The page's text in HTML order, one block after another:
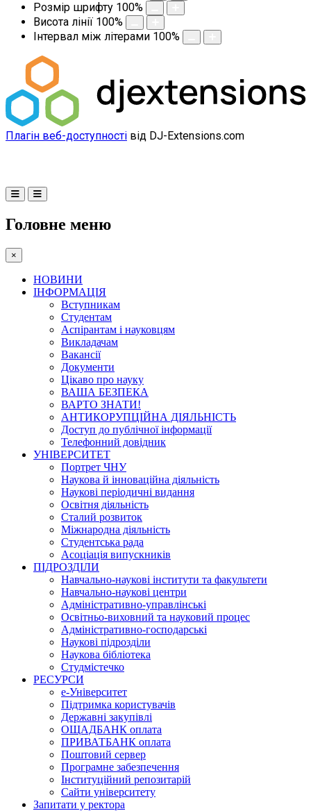
Розмір шрифту 100%
Висота лінії 100%
Інтервал між літерами 100%
Плагін веб-доступності від DJ-Extensions.com
Головне меню
×
НОВИНИ
ІНФОРМАЦІЯ
Вступникам
Студентам
Аспірантам і науковцям
Викладачам
Вакансії
Документи
Цікаво про науку
ВАША БЕЗПЕКА
ВАРТО ЗНАТИ!
АНТИКОРУПЦІЙНА ДІЯЛЬНІСТЬ
Доступ до публічної інформації
Телефонний довідник
УНІВЕРСИТЕТ
Портрет ЧНУ
Наукова й інноваційна діяльність
Наукові періодичні видання
Освітня діяльність
Сталий розвиток
Міжнародна діяльність
Студентська рада
Асоціація випускників
ПІДРОЗДІЛИ
Навчально-наукові інститути та факультети
Навчально-наукові центри
Адміністративно-управлінські
Освітньо-виховний та науковий процес
Адміністративно-господарські
Наукові підрозділи
Наукова бібліотека
Студмістечко
РЕСУРСИ
е-Університет
Підтримка користувачів
Державні закупівлі
ОЩАДБАНК оплата
ПРИВАТБАНК оплата
Поштовий сервер
Програмне забезпечення
Інституційний репозитарій
Сайти університету
Запитати у ректора